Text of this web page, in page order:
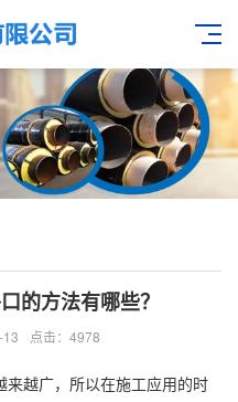
的方法有哪些？
点击：4978
来越广，所以在施工应用的时